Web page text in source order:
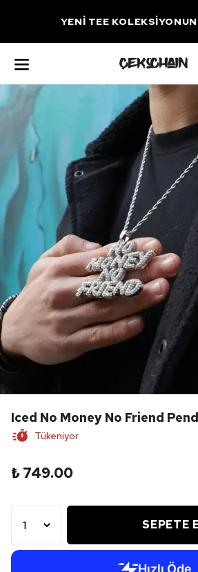
YENİ TEE
Iced No Money No Friend
Tükeniyor
₺ 749.00
SEPETE